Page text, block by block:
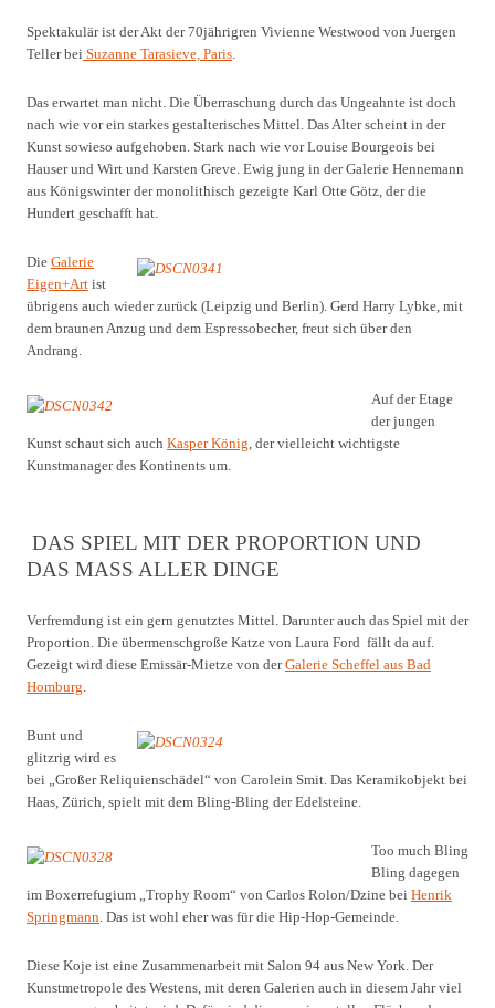
Spektakulär ist der Akt der 70jährigren Vivienne Westwood von Juergen
Teller bei Suzanne Tarasieve, Paris
Das erwartet man nicht. Die Überraschung durch das Ungeahnte ist doch
nach wie vor ein starkes gestalterisches Mittel. Das Alter scheint in der
Kunst sowieso aufgehoben. Stark nach wie vor Louise Bourgeois bei
Hauser und Wirt und Karsten Greve. Ewig jung in der Galerie Hennemann
aus Königswinter der monolithisch gezeigte Karl Otte Götz, der die
Hundert geschafft hat.
Die Galerie
Eigen+Art ist
übrigens auch wieder zurück (Leipzig und Berlin). Gerd Harry Lybke, mit
dem braunen Anzug und dem Espressobecher, freut sich über den
Andrang.
Auf der Etage
der jungen
Kunst schaut sich auch Kasper König , der vielleicht wichtigste
Kunstmanager des Kontinents um.
DAS SPIEL MIT DER PROPORTION UND
DAS MASS ALLER DINGE
Verfremdung ist ein gern genutztes Mittel. Darunter auch das Spiel mit der
Proportion. Die übermenschgroße Katze von Laura Ford fällt da auf.
Gezeigt wird diese Emissär-Mietze von derGalerie Scheffel aus Bad
Homburg
Bunt und
glitzrig wird es
bei „Großer Reliquienschädel“ von Carolein Smit. Das Keramikobjekt bei
Haas, Zürich, spielt mit dem Bling-Bling der Edelsteine.
Too much Bling
Bling dagegen
im Boxerrefugium „Trophy Room“ von Carlos Rolon/Dzine bei Henrik
Springmann . Das ist wohl eher was für die Hip-Hop-Gemeinde.
Diese Koje ist eine Zusammenarbeit mit Salon 94 aus New York. Der
Kunstmetropole des Westens, mit deren Galerien auch in diesem Jahr viel